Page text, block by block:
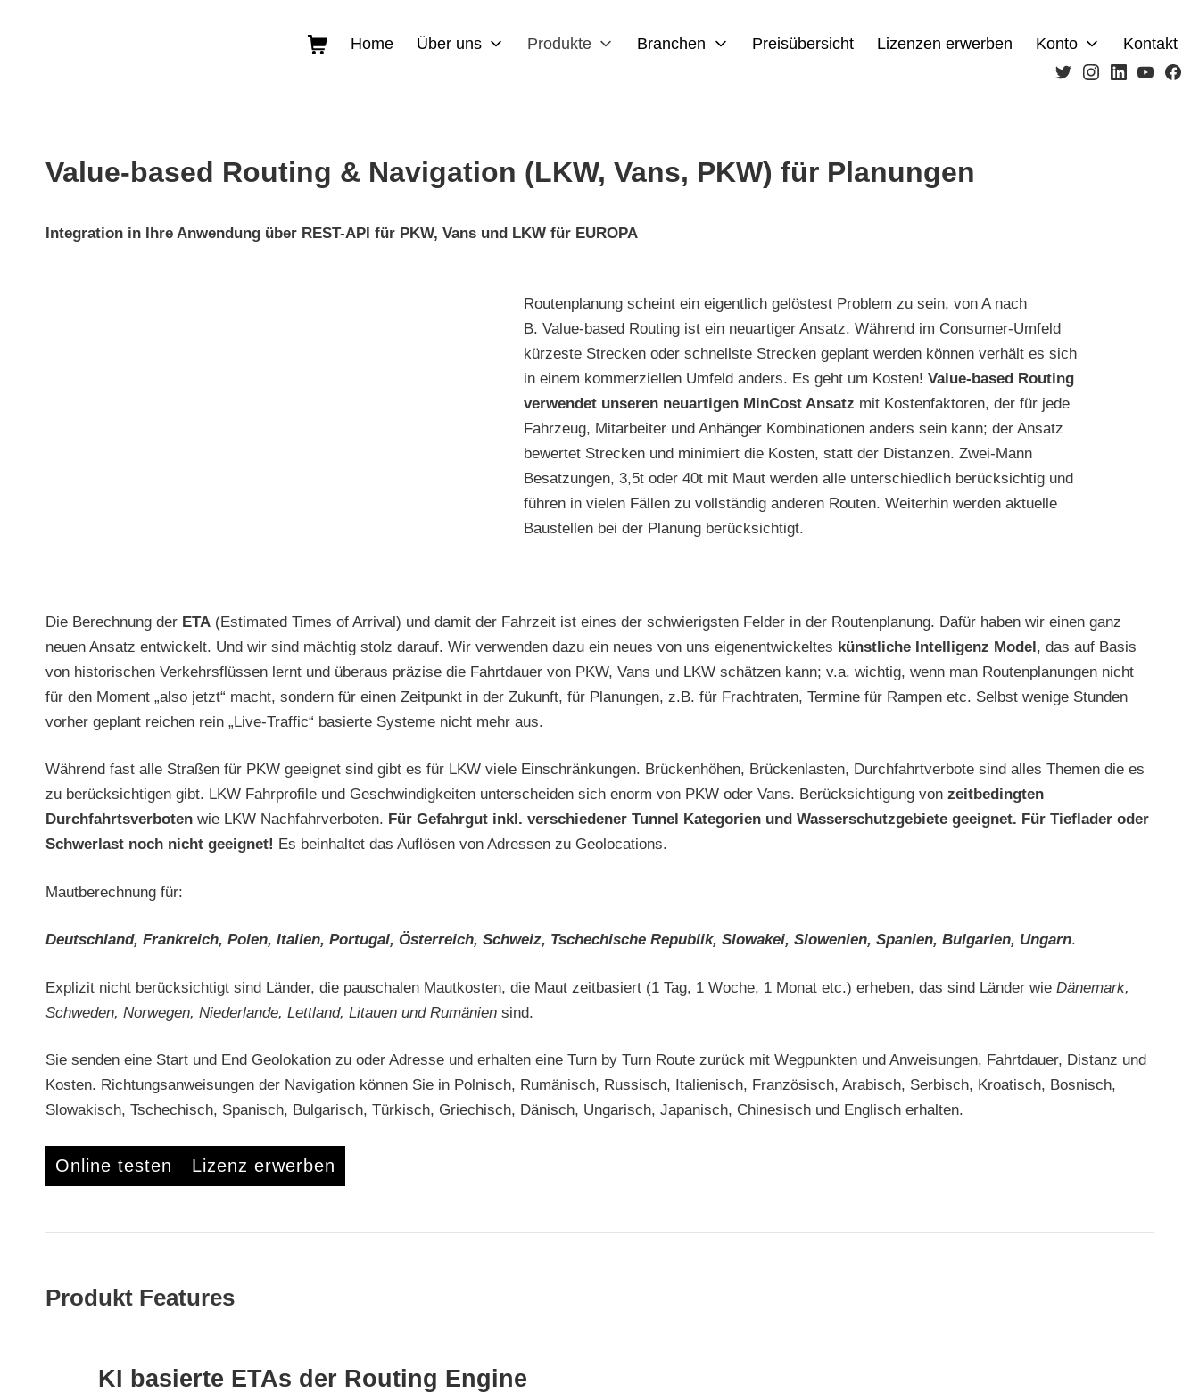
Swarm Logistics Technologies
Warenkorb
Home Über uns Produkte Branchen Preisübersicht Lizenzen erwerben Konto Kontakt
TwitterInstagram
LinkedIn
Value-based Routing & Navigation (LKW, Vans, PKW) für Planungen
Integration in Ihre Anwendung über REST-API für PKW, Vans und LKW für EUROPA
Routenplanung scheint ein eigentlich gelöstest Problem zu sein, von A nach
B. Value-based Routing ist ein neuartiger Ansatz. Während im Consumer-Umfeld
kürzeste Strecken oder schnellste Strecken geplant werden können verhält es sich
in einem kommerziellen Umfeld anders. Es geht um Kosten!Value-based Routing
verwendet unseren neuartigen MinCost Ansatz mit Kostenfaktoren, der für jede
Fahrzeug, Mitarbeiter und Anhänger Kombinationen anders sein kann; der Ansatz
bewertet Strecken und minimiert die Kosten, statt der Distanzen. Zwei-Mann
Besatzungen, 3,5t oder 40t mit Maut werden alle unterschiedlich berücksichtig und
führen in vielen Fällen zu vollständig anderen Routen. Weiterhin werden aktuelle
Baustellen bei der Planung berücksichtigt.
Die Berechnung der ETA(Estimated Times of Arrival) und damit der Fahrzeit ist eines der schwierigsten Felder in der Routenplanung. Dafür haben wir einen ganz
neuen Ansatz entwickelt. Und wir sind mächtig stolz darauf. Wir verwenden dazu ein neues von uns eigenentwickeltes künstliche Intelligenz Model, das auf Basis
von historischen Verkehrsflüssen lernt und überaus präzise die Fahrtdauer von PKW, Vans und LKW schätzen kann; v.a. wichtig, wenn man Routenplanungen nicht
für den Moment „also jetzt“ macht, sondern für einen Zeitpunkt in der Zukunft, für Planungen, z.B. für Frachtraten, Termine für Rampen etc. Selbst wenige Stunden
vorher geplant reichen rein „Live-Traffic“ basierte Systeme nicht mehr aus.
Während fast alle Straßen für PKW geeignet sind gibt es für LKW viele Einschränkungen. Brückenhöhen, Brückenlasten, Durchfahrtverbote sind alles Themen die es
zu berücksichtigen gibt. LKW Fahrprofile und Geschwindigkeiten unterscheiden sich enorm von PKW oder Vans. Berücksichtigung von zeitbedingten
Durchfahrtsverbotenwie LKW Nachfahrverboten. Für Gefahrgut inkl. verschiedener Tunnel Kategorien und Wasserschutzgebiete geeignet. Für Tieflader oder
Schwerlast noch nicht geeignet! Es beinhaltet das Auflösen von Adressen zu Geolocations.
Mautberechnung für:
Deutschland, Frankreich, Polen, Italien, Portugal, Österreich, Schweiz, Tschechische Republik, Slowakei, Slowenien, Spanien, Bulgarien, Ungarn.
Explizit nicht berücksichtigt sind Länder, die pauschalen Mautkosten, die Maut zeitbasiert (1 Tag, 1 Woche, 1 Monat etc.) erheben, das sind Länder wie Dänemark,
Schweden, Norwegen, Niederlande, Lettland, Litauen und Rumäniensind.
Sie senden eine Start und End Geolokation zu oder Adresse und erhalten eine Turn by Turn Route zurück mit Wegpunkten und Anweisungen, Fahrtdauer, Distanz und
Kosten. Richtungsanweisungen der Navigation können Sie in Polnisch, Rumänisch, Russisch, Italienisch, Französisch, Arabisch, Serbisch, Kroatisch, Bosnisch,
Slowakisch, Tschechisch, Spanisch, Bulgarisch, Türkisch, Griechisch, Dänisch, Ungarisch, Japanisch, Chinesisch und Englisch erhalten.
Online testen Lizenz erwerben
Produkt Features
KI basierte ETAs der Routing Engine